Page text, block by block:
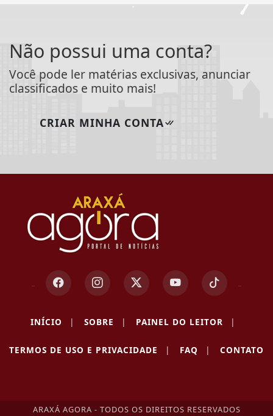
Não possui uma conta?
Você pode ler matérias exclusivas, anunciar
classificados e muito mais!
CRIAR MINHA CONTA
INÍCIO | SOBRE | PAINEL DO LEITOR |
TERMOS DE USO E PRIVACIDADE | FAQ | CONTATO
ARAXÁ AGORA - TODOS OS DIREITOS RESERVADOS
Termos de Uso e Privacidade
de Uso e Privacidade.